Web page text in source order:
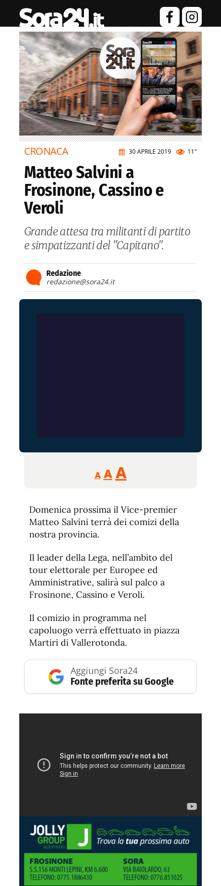
30 APRILE 2019 11"
CRONACA
Matteo Salvini a
Frosinone, Cassino e
Veroli
Grande attesa tra militanti di partito
e simpatizzanti del "Capitano".
Redazione
redazione@sora24.it
A
Reducir
tamaño
A Restablecer
de
fuente
AAumentar
de
Domenica prossima il Vice-premier
Matteo Salvini terrà dei comizi della
nostra provincia.
Il leader della Lega, nell’ambito del
tour elettorale per Europee ed
Amministrative, salirà sul palco a
Frosinone, Cassino e Veroli.
Il comizio in programma nel
capoluogo verrà effettuato in piazza
Martiri di Vallerotonda.
Aggiungi Sora24
Fonte preferita su Google